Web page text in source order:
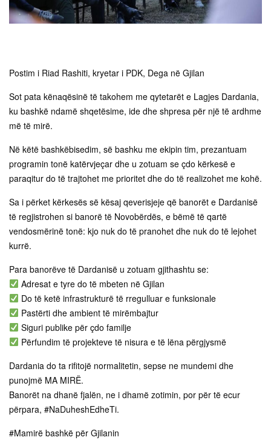
Postim i Riad Rashiti, kryetar i PDK, Dega në Gjilan
Sot pata kënaqësinë të takohem me qytetarët e Lagjes Dardania,
ku bashkë ndamë shqetësime, ide dhe shpresa për një të ardhme
më të mirë.
Në këtë bashkëbisedim, së bashku me ekipin tim, prezantuam
programin tonë katërvjeçar dhe u zotuam se çdo kërkesë e
paraqitur do të trajtohet me prioritet dhe do të realizohet me kohë.
Sa i përket kërkesës së kësaj qeverisjeje që banorët e Dardanisë
të regjistrohen si banorë të Novobërdës, e bëmë të qartë
vendosmërinë tonë: kjo nuk do të pranohet dhe nuk do të lejohet
kurrë.
Para banorëve të Dardanisë u zotuam gjithashtu se:
Adresat e tyre do të mbeten në Gjilan
Do të ketë infrastrukturë të rregulluar e funksionale
Pastërti dhe ambient të mirëmbajtur
Siguri publike për çdo familje
Përfundim të projekteve të nisura e të lëna përgjysmë
Dardania do ta rifitojë normalitetin, sepse ne mundemi dhe
punojmë MA MIRË.
Banorët na dhanë fjalën, ne i dhamë zotimin, por për të ecur
përpara, #NaDuheshEdheTi.
#Mamirë bashkë për Gjilanin